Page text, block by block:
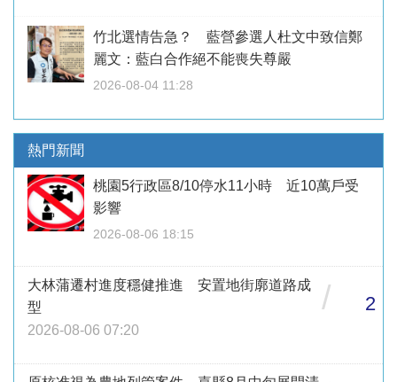
竹北選情告急？ 藍營參選人杜文中致信鄭
麗文：藍白合作絕不能喪失尊嚴
2026-08-04 11:28
熱門新聞
桃園5行政區8/10停水11小時 近10萬戶受
影響
2026-08-06 18:15
大林蒲遷村進度穩健推進 安置地街廓道路成
型
2026-08-06 07:20
/ 2